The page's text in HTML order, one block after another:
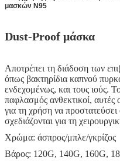
μασκών N95
Dust-Proof μάσκα
Αποτρέπει τη διάδοση των
όπως βακτηρίδια καπνού
ενδεχομένως, και τους ιούς.
παφλασμός ανθεκτικοί, αυτές
για τη χρήση να
σχεδιάζονται για τη
Χρώμα: άσπρος/μπλε/γκρίζος
Βάρος: 120G, 140G, 160G,